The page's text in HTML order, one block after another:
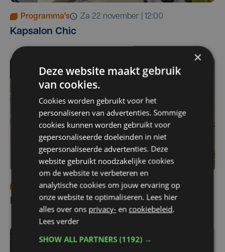
Programma's za 22 november | 12:00
Kapsalon Chic
Programma's za 4 oktober | 12:00
Keukens De Abdij
×
Deze website maakt gebruik
van cookies.
Cookies worden gebruikt voor het
personaliseren van advertenties. Sommige
cookies kunnen worden gebruikt voor
gepersonaliseerde doeleinden in niet
gepersonaliseerde advertenties. Deze
website gebruikt noodzakelijke cookies
om de website te verbeteren en
analytische cookies om jouw ervaring op
onze website te optimaliseren. Lees hier
alles over ons privacy- en cookiebeleid.
Lees verder
SHOW ALL PARTNERS(1192) →